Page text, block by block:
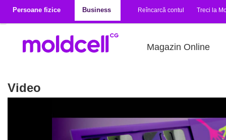
Persoane fizice
Business Reîncarcă contul Treci la
Magazin Online
Video